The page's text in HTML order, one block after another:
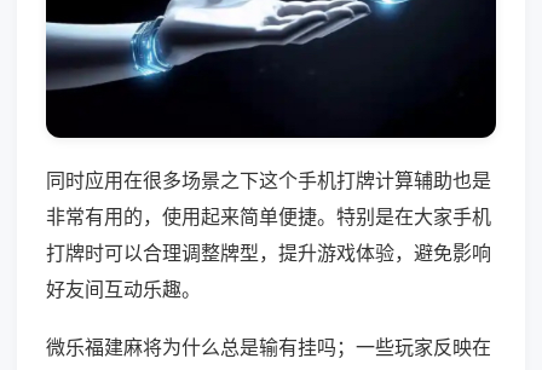
同时应用在很多场景之下这个手机打牌计算辅助也是
非常有用的，使用起来简单便捷。特别是在大家手机
打牌时可以合理调整牌型，提升游戏体验，避免影响
好友间互动乐趣。
微乐福建麻将为什么总是输有挂吗；一些玩家反映在